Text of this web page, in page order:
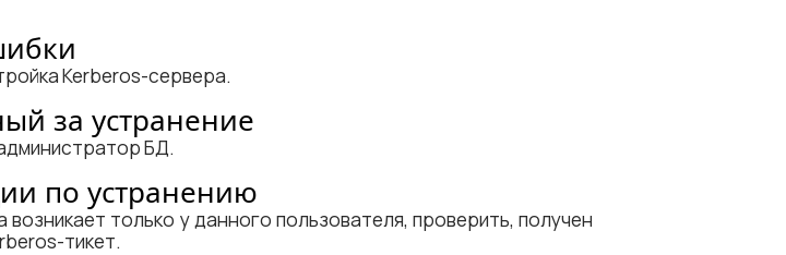
Kerberos-сервера.
за устранение
БД.
по устранению
возникает только у данного пользователя, проверить, получен
тикет.